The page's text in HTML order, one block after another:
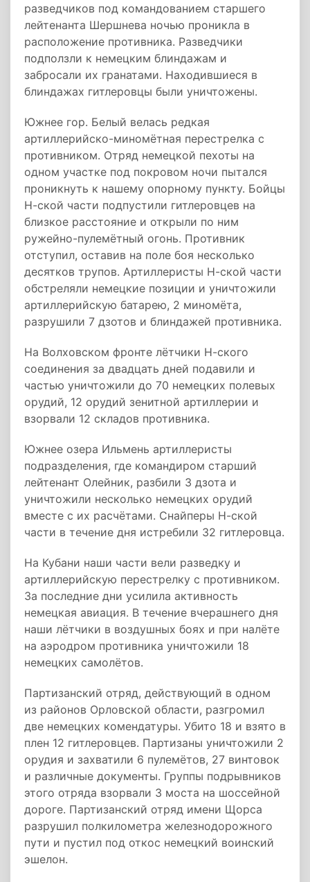
разведчиков под командованием старшего
лейтенанта Шершнева ночью проникла в
расположение противника. Разведчики
подползли к немецким блиндажам и
забросали их гранатами. Находившиеся в
блиндажах гитлеровцы были уничтожены.
Южнее гор. Белый велась редкая
артиллерийско-миномётная перестрелка с
противником. Отряд немецкой пехоты на
одном участке под покровом ночи пытался
проникнуть к нашему опорному пункту. Бойцы
Н-ской части подпустили гитлеровцев на
близкое расстояние и открыли по ним
ружейно-пулемётный огонь. Противник
отступил, оставив на поле боя несколько
десятков трупов. Артиллеристы Н-ской части
обстреляли немецкие позиции и уничтожили
артиллерийскую батарею, 2 миномёта,
разрушили 7 дзотов и блиндажей противника.
На Волховском фронте лётчики Н-ского
соединения за двадцать дней подавили и
частью уничтожили до 70 немецких полевых
орудий, 12 орудий зенитной артиллерии и
взорвали 12 складов противника.
Южнее озера Ильмень артиллеристы
подразделения, где командиром старший
лейтенант Олейник, разбили 3 дзота и
уничтожили несколько немецких орудий
вместе с их расчётами. Снайперы Н-ской
части в течение дня истребили 32 гитлеровца.
На Кубани наши части вели разведку и
артиллерийскую перестрелку с противником.
За последние дни усилила активность
немецкая авиация. В течение вчерашнего дня
наши лётчики в воздушных боях и при налёте
на аэродром противника уничтожили 18
немецких самолётов.
Партизанский отряд, действующий в одном
из районов Орловской области, разгромил
две немецких комендатуры. Убито 18 и взято в
плен 12 гитлеровцев. Партизаны уничтожили 2
орудия и захватили 6 пулемётов, 27 винтовок
и различные документы. Группы подрывников
этого отряда взорвали 3 моста на шоссейной
дороге. Партизанский отряд имени Щорса
разрушил полкилометра железнодорожного
пути и пустил под откос немецкий воинский
эшелон.